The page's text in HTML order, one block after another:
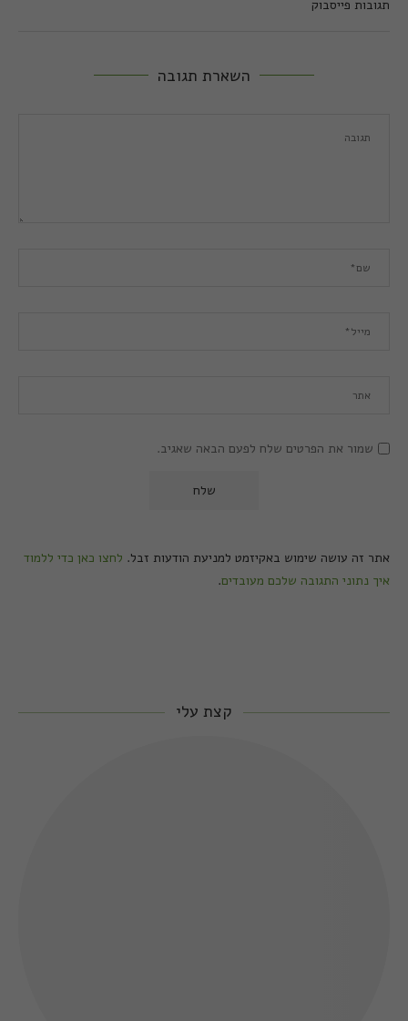
תגובות פייסבוק
השארת תגובה
שמור את הפרטים שלח לפעם הבאה שאגיב.
אתר זה עושה שימוש באקיזמט למניעת הודעות זבל. לחצו כאן כדי ללמוד
איך נתוני התגובה שלכם מעובדים.
קצת עלי